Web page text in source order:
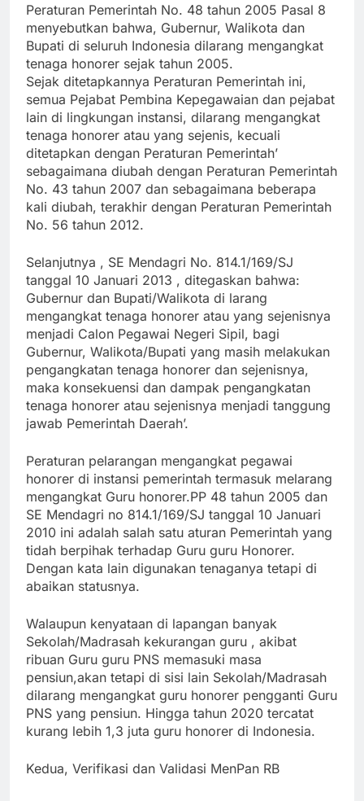
Peraturan Pemerintah No. 48 tahun 2005 Pasal 8
menyebutkan bahwa, Gubernur, Walikota dan
Bupati di seluruh Indonesia dilarang mengangkat
tenaga honorer sejak tahun 2005.
Sejak ditetapkannya Peraturan Pemerintah ini,
semua Pejabat Pembina Kepegawaian dan pejabat
lain di lingkungan instansi, dilarang mengangkat
tenaga honorer atau yang sejenis, kecuali
ditetapkan dengan Peraturan Pemerintah’
sebagaimana diubah dengan Peraturan Pemerintah
No. 43 tahun 2007 dan sebagaimana beberapa
kali diubah, terakhir dengan Peraturan Pemerintah
No. 56 tahun 2012.
Selanjutnya , SE Mendagri No. 814.1/169/SJ
tanggal 10 Januari 2013 , ditegaskan bahwa:
Gubernur dan Bupati/Walikota di larang
mengangkat tenaga honorer atau yang sejenisnya
menjadi Calon Pegawai Negeri Sipil, bagi
Gubernur, Walikota/Bupati yang masih melakukan
pengangkatan tenaga honorer dan sejenisnya,
maka konsekuensi dan dampak pengangkatan
tenaga honorer atau sejenisnya menjadi tanggung
jawab Pemerintah Daerah’.
Peraturan pelarangan mengangkat pegawai
honorer di instansi pemerintah termasuk melarang
mengangkat Guru honorer.PP 48 tahun 2005 dan
SE Mendagri no 814.1/169/SJ tanggal 10 Januari
2010 ini adalah salah satu aturan Pemerintah yang
tidah berpihak terhadap Guru guru Honorer.
Dengan kata lain digunakan tenaganya tetapi di
abaikan statusnya.
Walaupun kenyataan di lapangan banyak
Sekolah/Madrasah kekurangan guru , akibat
ribuan Guru guru PNS memasuki masa
pensiun,akan tetapi di sisi lain Sekolah/Madrasah
dilarang mengangkat guru honorer pengganti Guru
PNS yang pensiun. Hingga tahun 2020 tercatat
kurang lebih 1,3 juta guru honorer di Indonesia.
Kedua, Verifikasi dan Validasi MenPan RB